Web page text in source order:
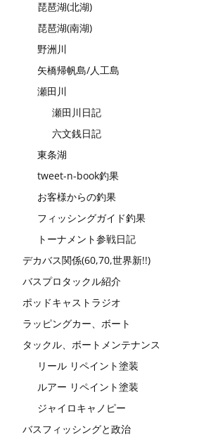
琵琶湖(北湖)
琵琶湖(南湖)
野洲川
矢橋帰帆島/人工島
瀬田川
瀬田川日記
六文銭日記
東条湖
tweet-n-book釣果
お客様からの釣果
フィッシングガイド釣果
トーナメント参戦日記
デカバス関係(60,70,世界新!!)
バスプロタックル紹介
ポッドキャストラジオ
ラッピングカー、ボート
タックル、ボートメンテナンス
リール リペイント塗装
ルアー リペイント塗装
ジャイロキャノピー
バスフィッシングと政治